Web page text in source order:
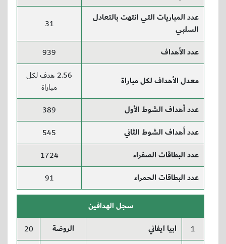
عدد المباريات التي انتهت بالتعادل
السلبي
31
عدد الأهداف 939
معدل الأهداف لكل مباراة
2.56 هدف لكل
مباراة
عدد أهداف الشوط الأول 389
عدد أهداف الشوط الثاني 545
عدد البطاقات الصفراء 1724
عدد البطاقات الحمراء 91
سجل الهدافين
1 ابيا ايفاني الروضة
20